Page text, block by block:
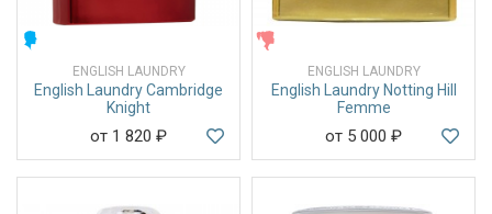
ENGLISH LAUNDRY
English Laundry Cambridge
Knight
от 1 820 ₽
ENGLISH LAUNDRY
English Laundry Notting Hill
Femme
от 5 000 ₽